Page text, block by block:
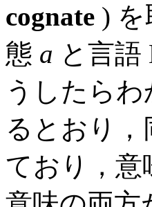
cognate )
態 a と言語
うしたら
るとおり
ており，意